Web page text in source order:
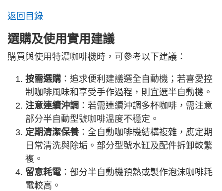
返回目錄
選購及使用實用建議
購買與使用特濃咖啡機時，可參考以下建議：
按需選購 ：追求便利建議選全自動機；若喜愛控
制咖啡風味和享受手作過程，則宜選半自動機。
注意連續沖調 ：若需連續沖調多杯咖啡，需注意
部分半自動型號咖啡溫度不穩定。
定期清潔保養：全自動咖啡機結構複雜，應定期
日常清洗與除垢。部分型號水缸及配件拆卸較繁
複。
留意耗電 ：部分半自動機預熱或製作泡沫咖啡耗
電較高。